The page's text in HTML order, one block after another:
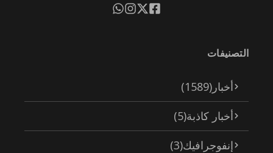
التصنيفات
أخبار (1589)
أخبار كاذبة(5)
إنفوجرافيك(3)